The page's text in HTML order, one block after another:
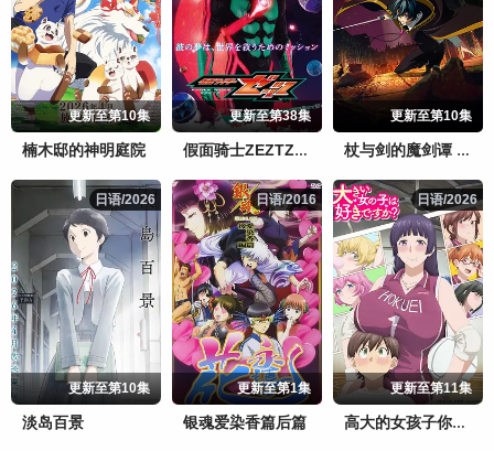
更新至第10集
楠木邸的神明庭院
更新至第38集
假面骑士ZEZTZ日语
更新至第10集
杖与剑的魔剑谭 第二季
日语/2026
日语/2026
更新至第10集
淡岛百景
日语/2016
日语/2016
更新至第1集
银魂爱染香篇后篇
日语/2026
日语/2026
更新至第11集
高大的女孩子你喜欢吗？